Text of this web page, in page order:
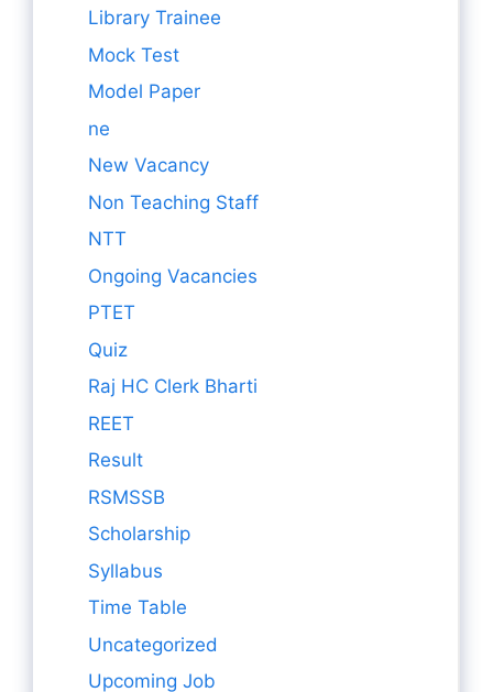
Library Trainee
Mock Test
Model Paper
ne
New Vacancy
Non Teaching Staff
NTT
Ongoing Vacancies
PTET
Quiz
Raj HC Clerk Bharti
REET
Result
RSMSSB
Scholarship
Syllabus
Time Table
Uncategorized
Upcoming Job